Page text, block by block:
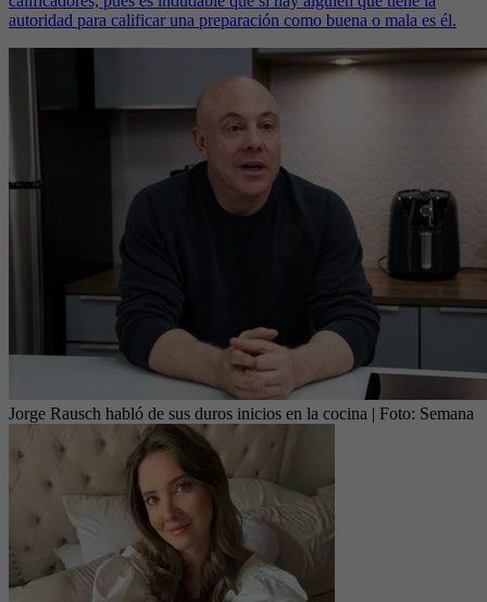
autoridad para calificar una preparación como buena o mala es él.
Jorge Rausch habló de sus duros inicios en la cocina | Foto: Semana